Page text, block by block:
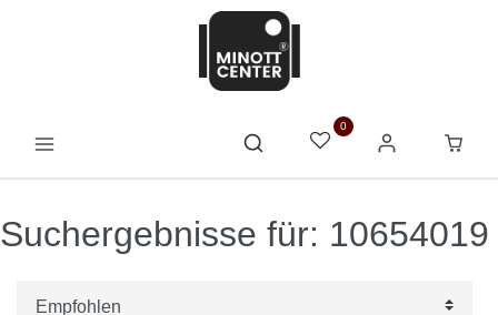
0
Suchergebnisse für: 10654019